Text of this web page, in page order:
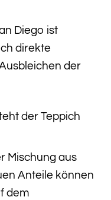
Diego ist
direkte
der
der Teppich
Mischung aus
Anteile können
dem